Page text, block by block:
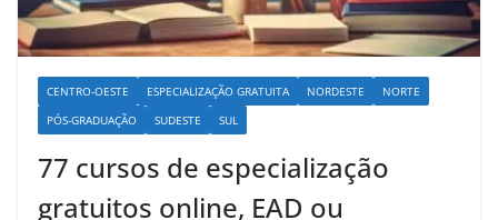
CENTRO-OESTE ESPECIALIZAÇÃO GRATUITA NORDESTE
NORTE
PÓS-GRADUAÇÃO
SUDESTE SUL
77 cursos de especialização
gratuitos online, EAD ou